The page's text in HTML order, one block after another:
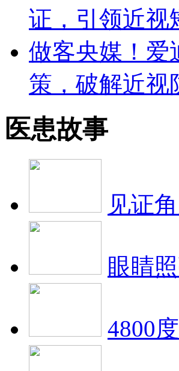
证，引领近视
做客央媒！爱
策，破解近视
医患故事
见证
眼睛
4800